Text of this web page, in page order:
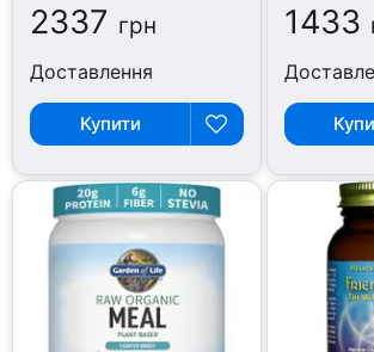
2337 грн
Доставлення
Купити
1433